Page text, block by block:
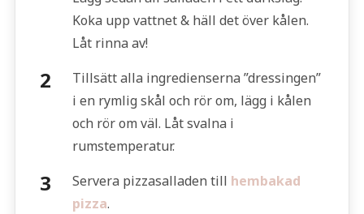
Koka upp vattnet & häll det över kålen.
Låt rinna av!
Tillsätt alla ingredienserna ”dressingen”
i en rymlig skål och rör om, lägg i kålen
och rör om väl. Låt svalna i
rumstemperatur.
Servera pizzasalladen till hembakad
pizza.